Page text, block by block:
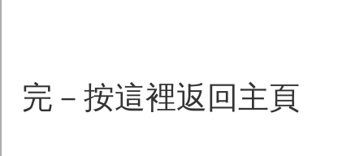
完－按這裡返回主頁